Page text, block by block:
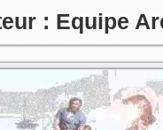
: Equipe
au fil rss de cette emission: